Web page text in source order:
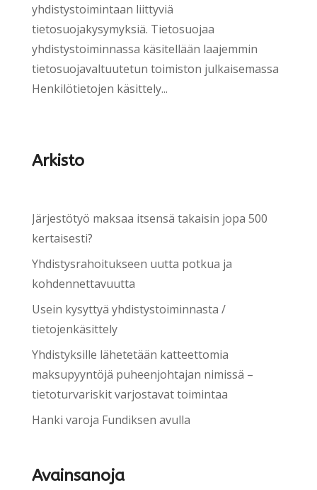
yhdistystoimintaan liittyviä
tietosuojakysymyksiä. Tietosuojaa
yhdistystoiminnassa käsitellään laajemmin
tietosuojavaltuutetun toimiston julkaisemassa
Henkilötietojen käsittely...
Arkisto
Järjestötyö maksaa itsensä takaisin jopa 500
kertaisesti?
Yhdistysrahoitukseen uutta potkua ja
kohdennettavuutta
Usein kysyttyä yhdistystoiminnasta /
tietojenkäsittely
Yhdistyksille lähetetään katteettomia
maksupyyntöjä puheenjohtajan nimissä –
tietoturvariskit varjostavat toimintaa
Hanki varoja Fundiksen avulla
Avainsanoja